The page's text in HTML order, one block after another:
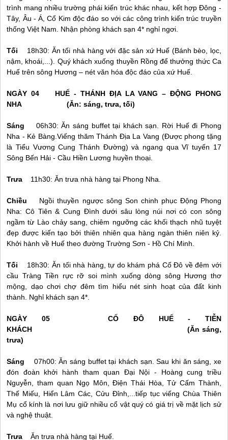
trình mang nhiều trường phái kiến trúc khác nhau, kết hợp Đông -
Tây, Âu - Á, Cổ Kim độc đáo so với các công trình kiến trúc truyền
thống Việt Nam. Nhận phòng khách sạn 4* nghỉ ngơi.
Tối 18h30: Ăn tối nhà hàng với đặc sản xứ Huế (Bánh bèo, lọc,
nậm, khoái,...). Quý khách xuống thuyền Rồng để thưởng thức Ca
Huế trên sông Hương – nét văn hóa độc đáo của xứ Huế.
NGÀY 04 HUẾ - THÁNH ĐỊA LA VANG – ĐỘNG PHONG
NHA (Ăn: sáng, trưa, tối)
Sáng 06h30: Ăn sáng buffet tại khách sạn. Rời Huếđi Phong
Nha - Kẻ Bàng.Viếng thăm Thánh Địa La Vang (Được phong tặng
là Tiểu Vương Cung Thánh Đường) và ngang qua Vĩ tuyến 17
Sông Bến Hải - Cầu Hiền Lương huyền thoại.
Trưa 11h30: Ăn trưa nhà hàng tại Phong Nha.
Chiều Ngồi thuyền ngược sông Son chinh phục Động Phong
Nha: Cô Tiên & Cung Đình dưới sâu lòng núi nơi có con sông
ngầm từ Lào chảy sang, chiêm ngưỡng các khối thạch nhũ tuyệt
đẹp được kiến tạo bởi thiên nhiên qua hàng ngàn thiên niên kỷ.
Khởi hành về Huế theo đường Trường Sơn - Hồ Chí Minh.
Tối 18h30: Ăn tối nhà hàng, tự do khám phá Cố Đô về đêm với
cầu Tràng Tiền rực rỡ soi mình xuống dòng sông Hương thơ
mộng, dạo chơi chợ đêm tìm hiểu nét sinh hoạt của đất kinh
thành. Nghỉ khách sạn 4*.
NGÀY 05 CỐ ĐÔ HUẾ- TIỄN
KHÁCH (Ăn sáng,
trưa)
Sáng 07h00: Ăn sáng buffet tại khách sạn. Sau khi ăn sáng, xe
đón đoàn khởi hành tham quan Đại Nội - Hoàng cung triều
Nguyễn, tham quan Ngọ Môn, Điện Thái Hòa, Tử Cấm Thành,
Thế Miếu, Hiển Lâm Các, Cửu Đỉnh,...tiếp tục viếng Chùa Thiên
Mụ cổ kính là nơi lưu giữ nhiều cổ vật quý có giá trị về mặt lịch sử
và nghệ thuật.
TrưaĂn trưa nhà hàng tại Huế